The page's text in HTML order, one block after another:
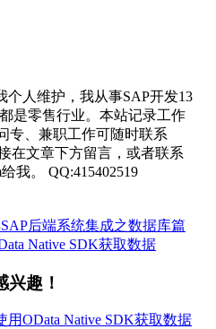
人维护，我从事SAP开发13
是零售行业。本站记录工作
专、兼职工作可随时联系
在文章下方留言，或者联系
我。 QQ:415402519
后端系统集成之数据库篇
Native SDK获取数据
趣！
用OData Native SDK获取数据